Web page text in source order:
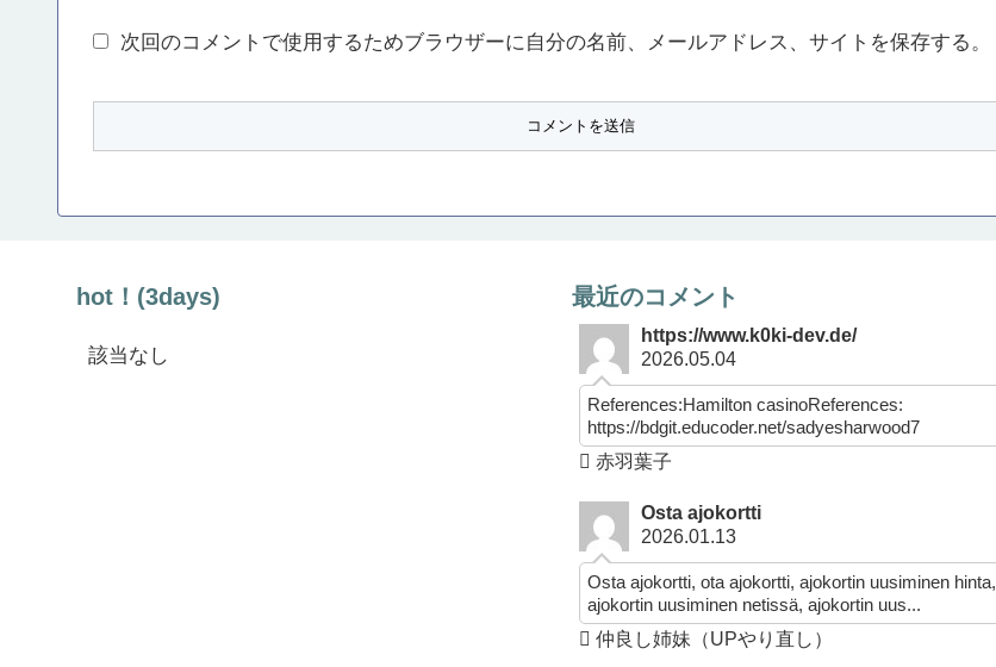
次回のコメントで使用するためブラウザーに自分の名前、メールアドレス、サイトを保存する。
hot！(3days)
該当なし
最近のコメント
https://www.k0ki-dev.de/
2026.05.04
References:Hamilton casinoReferences:
https://bdgit.educoder.net/sadyesharwood7
赤羽葉子
Osta ajokortti
2026.01.13
Osta ajokortti, ota ajokortti, ajokortin uusiminen hinta,
ajokortin uusiminen netissä, ajokortin uus...
仲良し姉妹（UPやり直し）